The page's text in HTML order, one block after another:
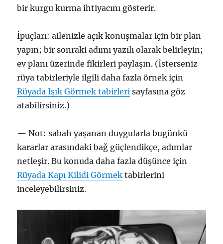
bir kurgu kurma ihtiyacını gösterir.
İpuçları: ailenizle açık konuşmalar için bir plan
yapın; bir sonraki adımı yazılı olarak belirleyin;
ev planı üzerinde fikirleri paylaşın. (İsterseniz
rüya tabirleriyle ilgili daha fazla örnek için
Rüyada Işık Görmek tabirleri sayfasına göz
atabilirsiniz.)
— Not: sabah yaşanan duygularla bugünkü
kararlar arasındaki bağ güçlendikçe, adımlar
netleşir. Bu konuda daha fazla düşünce için
Rüyada Kapı Kilidi Görmek tabirlerini
inceleyebilirsiniz.